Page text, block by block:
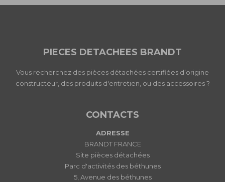
PIECES DETACHEES BRANDT
Vous recherchez des pièces détachées certifiées d’origine
constructeur, des produits d'entretien, ou des accessoires ?
CONTACTS
ADRESSE
BRANDT FRANCE
Site pièces détachées
Parc d'activités des béthunes
5, Avenue des béthunes